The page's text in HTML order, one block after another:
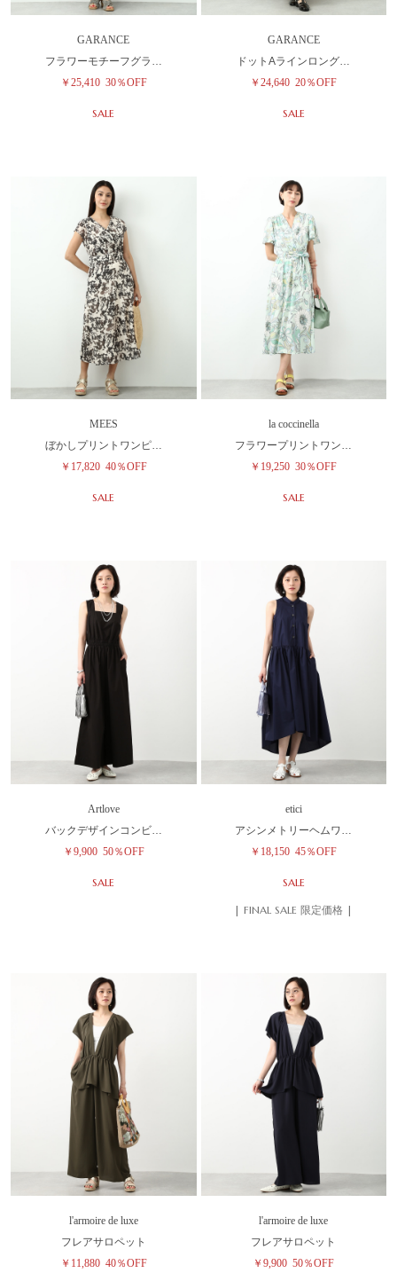
GARANCE
フラワーモチーフグラ…
￥25,410 30％OFF
SALE
GARANCE
ドットAラインロング…
￥24,640 20％OFF
SALE
MEES
ぼかしプリントワンピ…
￥17,820 40％OFF
SALE
la coccinella
フラワープリントワン…
￥19,250 30％OFF
SALE
Artlove
バックデザインコンビ…
￥9,900 50％OFF
SALE
etici
アシンメトリーヘムワ…
￥18,150 45％OFF
SALE
| FINAL SALE 限定価格 |
l'armoire de luxe
フレアサロペット
￥11,880 40％OFF
l'armoire de luxe
フレアサロペット
￥9,900 50％OFF